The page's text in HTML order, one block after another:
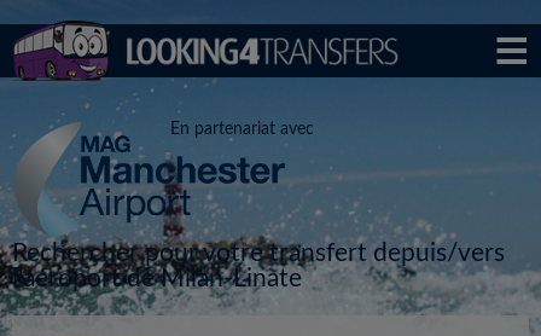
En partenariat avec
Rechercher pour votre transfert depuis/vers
l'aéroport de Milan-Linate